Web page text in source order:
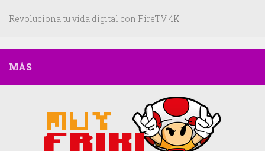
Revoluciona tu vida digital con FireTV 4K!
MÁS